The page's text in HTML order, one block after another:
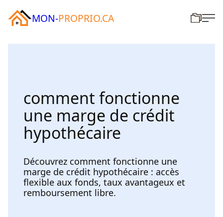
MON-PROPRIO.CA
comment fonctionne
une marge de crédit
hypothécaire
Découvrez comment fonctionne une
marge de crédit hypothécaire : accès
flexible aux fonds, taux avantageux et
remboursement libre.